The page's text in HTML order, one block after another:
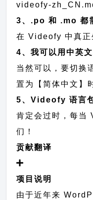
videofy-
3、.po 和 .mo 都
在 Videofy 中真正
4、我可以用中英
当然可以，要切换
置为【简体中文】
5、Videofy 语言
肯定会过时，每当
们！
贡献翻译
项目说明
由于近年来